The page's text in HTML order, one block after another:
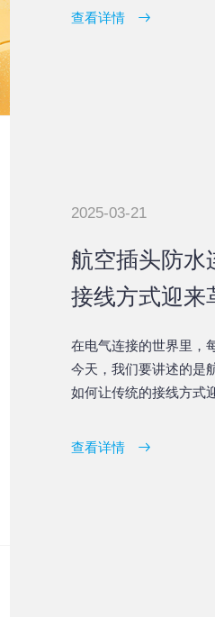
2599152-0，报告编号
查看详情
2025-03-21
航空插头防水
接线方式迎来
在电气连接的世界里，
今天，我们要讲述的是
如何让传统的接线方式
查看详情